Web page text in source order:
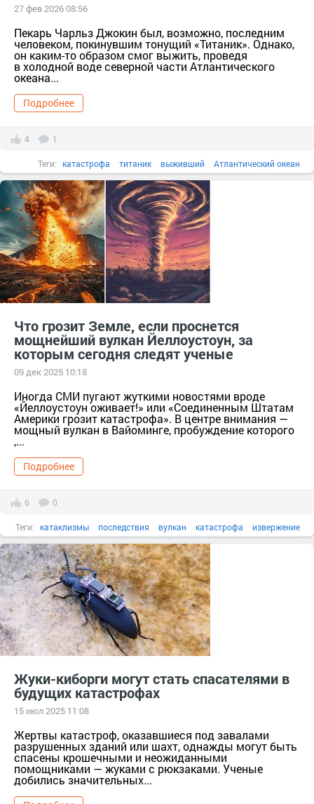
27 фев 2026 08:56
Пекарь Чарльз Джокин был, возможно, последним
человеком, покинувшим тонущий «Титаник». Однако,
он каким-то образом смог выжить, проведя
в холодной воде северной части Атлантического
океана...
Подробнее
4 1
Теги: катастрофа титаник выживший Атлантический океан
ледяная вода
Что грозит Земле, если проснется
мощнейший вулкан Йеллоустоун, за
которым сегодня следят ученые
09 дек 2025 10:18
Иногда СМИ пугают жуткими новостями вроде
«Йеллоустоун оживает!» или «Соединенным Штатам
Америки грозит катастрофа». В центре внимания —
мощный вулкан в Вайоминге, пробуждение которого
,...
Подробнее
6 0
Теги: катаклизмы последствия вулкан катастрофа извержение
сейсмическое событие
Жуки-киборги могут стать спасателями в
будущих катастрофах
15 июл 2025 11:08
Жертвы катастроф, оказавшиеся под завалами
разрушенных зданий или шахт, однажды могут быть
спасены крошечными и неожиданными
помощниками — жуками с рюкзаками. Ученые
добились значительных...